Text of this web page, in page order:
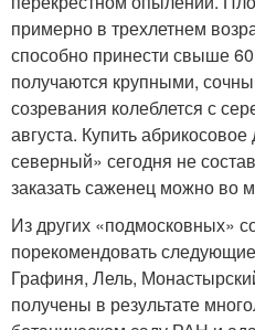
примерно в трехлетнем
способно принести свыше
получаются крупными,
созревания колеблется с
августа. Купить
северный» сегодня не
заказать саженец можно во
Из других «подмосковных»
порекомендовать
Графиня, Лель,
получены в результате